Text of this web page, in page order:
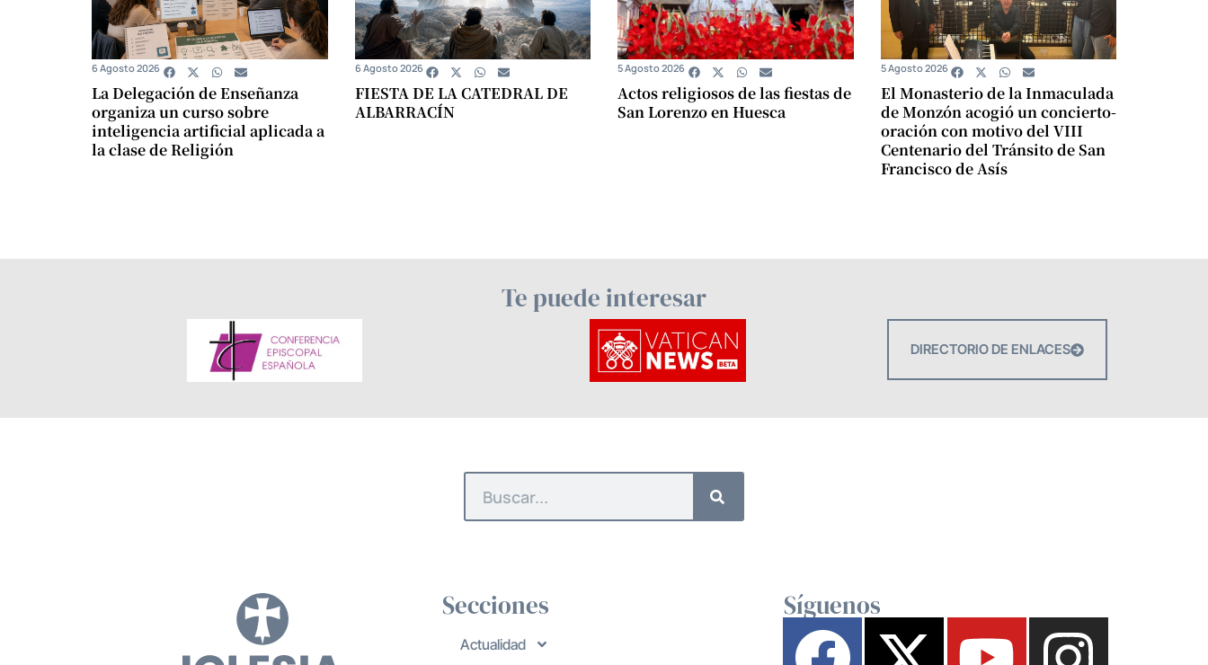
La Delegación de Enseñanza
organiza un curso sobre
inteligencia artificial aplicada a
la clase de Religión
6 Agosto 2026
FIESTA DE LA CATEDRAL DE
ALBARRACÍN
6 Agosto 2026
Actos religiosos de las fiestas de
San Lorenzo en Huesca
5 Agosto 2026
El Monasterio de la Inmaculada
de Monzón acogió un concierto-
oración con motivo del VIII
Centenario del Tránsito de San
Francisco de Asís
5 Agosto 2026
Te puede interesar
DIRECTORIO DE ENLACES
Secciones
Actualidad
Síguenos